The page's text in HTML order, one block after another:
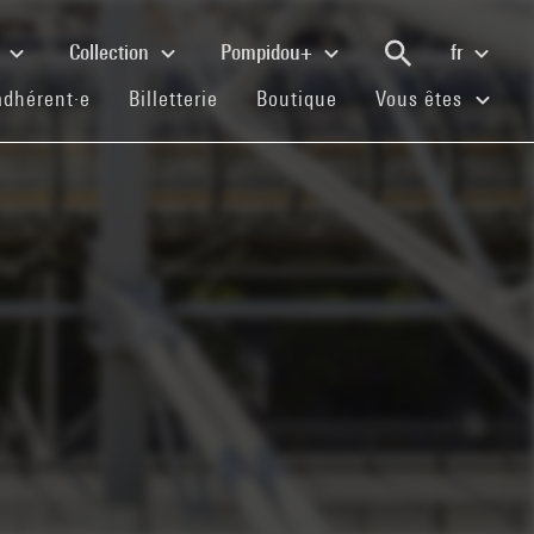
Collection Pompidou+
fr
(current)
Billetterie (current)
Boutique (current)
Vous êtes